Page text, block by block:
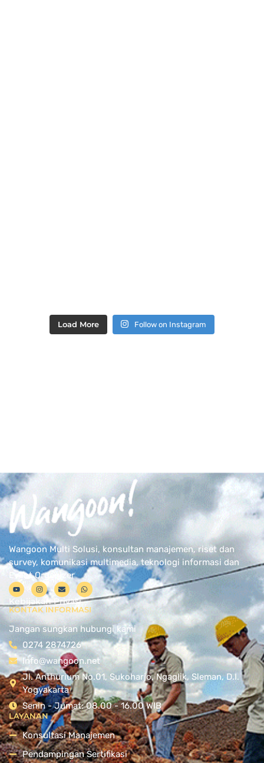
Load More Follow on Instagram
Wangoon Multi Solusi, konsultan manajemen, riset dan
survey, komunikasi multimedia, teknologi informasi dan
Event Organizer
Kebijakan Privasi
KONTAK INFORMASI
Jangan sungkan hubungi kami
0274 2874726
Info@wangoon.net
Jl. Anthurium No.01, Sukoharjo, Ngaglik, Sleman, D.I.
Yogyakarta
Senin - Jumat: 08.00 - 16.00 WIB
LAYANAN
Konsultasi Manajemen
Pendampingan Sertifikasi